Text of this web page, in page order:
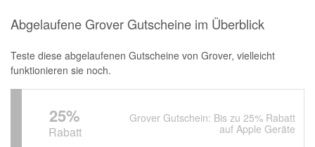
Abgelaufene Grover Gutscheine im Überblick
Teste diese abgelaufenen Gutscheine von Grover, vielleicht
funktionieren sie noch.
25%
Rabatt
Grover Gutschein: Bis zu 25% Rabatt
auf Apple Geräte